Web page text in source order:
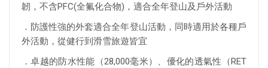
韌，不含PFC(全氟化合物)，適合全年登山及戶外活動
．防護性強的外套適合全年登山活動，同時適用於各種戶
外活動，從健行到滑雪旅遊皆宜
．卓越的防水性能（28,000毫米）、優化的透氣性（RET